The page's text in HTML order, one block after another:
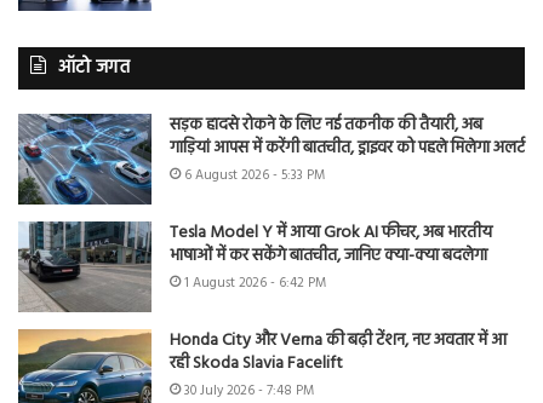
ऑटो जगत
सड़क हादसे रोकने के लिए नई तकनीक की तैयारी, अब
गाड़ियां आपस में करेंगी बातचीत, ड्राइवर को पहले मिलेगा अलर्ट
6 August 2026 - 5:33 PM
Tesla Model Y में आया Grok AI फीचर, अब भारतीय
भाषाओं में कर सकेंगे बातचीत, जानिए क्या-क्या बदलेगा
1 August 2026 - 6:42 PM
Honda City और Verna की बढ़ी टेंशन, नए अवतार में आ
रही Skoda Slavia Facelift
30 July 2026 - 7:48 PM